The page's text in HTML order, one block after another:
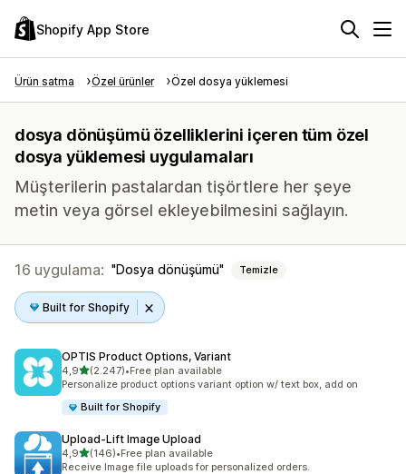
Shopify App Store
Ürün satma Özel ürünler Özel dosya yüklemesi
dosya dönüşümü özelliklerini içeren tüm özel
dosya yüklemesi uygulamaları
Müşterilerin pastalardan tişörtlere her şeye
metin veya görsel ekleyebilmesini sağlayın.
16 uygulama: Dosya dönüşümü Temizle
Built for Shopify
OPTIS Product Options, Variant
4,95 yıldız üzerinden
(2.247)
toplam 2247 değerlendirme
•Free plan available
Personalize product options variant option w/ text box, add on
Built for Shopify
Upload‑Lift Image Upload
4,95 yıldız üzerinden
(146)
toplam 146 değerlendirme
•Free plan available
Receive Image file uploads for personalized orders.